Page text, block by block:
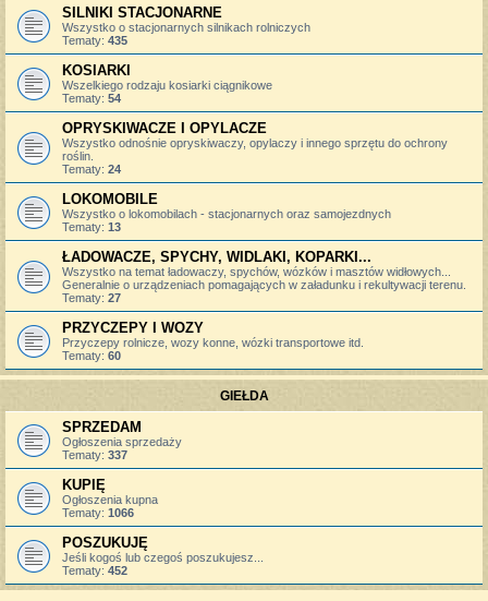
SILNIKI STACJONARNE
Wszystko o stacjonarnych silnikach rolniczych
Tematy: 435
KOSIARKI
Wszelkiego rodzaju kosiarki ciągnikowe
Tematy: 54
OPRYSKIWACZE I OPYLACZE
Wszystko odnośnie opryskiwaczy, opylaczy i innego sprzętu do ochrony
roślin.
Tematy: 24
LOKOMOBILE
Wszystko o lokomobilach - stacjonarnych oraz samojezdnych
Tematy: 13
ŁADOWACZE, SPYCHY, WIDLAKI, KOPARKI...
Wszystko na temat ładowaczy, spychów, wózków i masztów widłowych...
Generalnie o urządzeniach pomagających w załadunku i rekultywacji terenu.
Tematy: 27
PRZYCZEPY I WOZY
Przyczepy rolnicze, wozy konne, wózki transportowe itd.
Tematy: 60
GIEŁDA
SPRZEDAM
Ogłoszenia sprzedaży
Tematy: 337
KUPIĘ
Ogłoszenia kupna
Tematy: 1066
POSZUKUJĘ
Jeśli kogoś lub czegoś poszukujesz...
Tematy: 452